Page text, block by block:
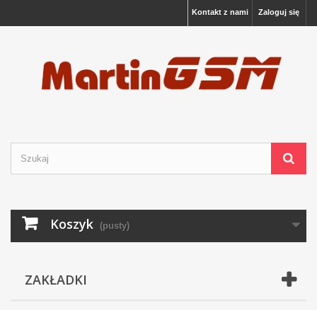
Zaloguj się
Kontakt z nami
Koszyk (pusty)
ZAKŁADKI